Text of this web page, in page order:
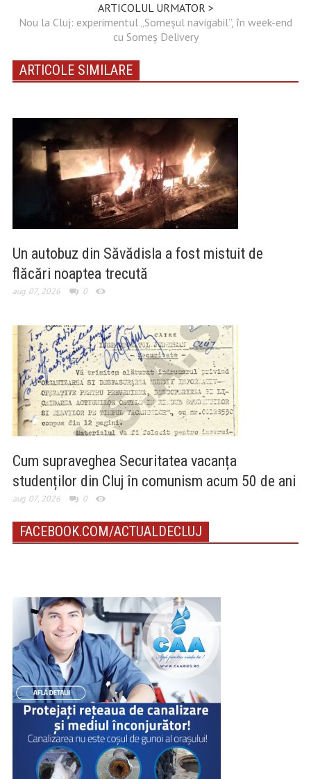
ARTICOLUL URMATOR >
Nou la Cluj: experimentul „Someşul navigabil”, în week-end
cu Someş Delivery
ARTICOLE SIMILARE
Un autobuz din Săvădisla a fost mistuit de
flăcări noaptea trecută
aug. 07, 2026 0
Cum supraveghea Securitatea vacanța
studenților din Cluj în comunism acum 50 de ani
aug. 07, 2026 0
FACEBOOK.COM/ACTUALDECLUJ